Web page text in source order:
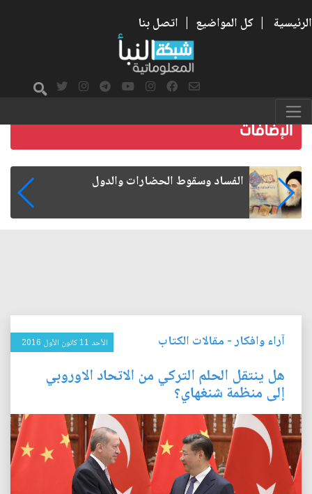
الرئيسية | كل المواضيع | اتصل بنا
رواتب الموظفين على صفيح ساخن
آراء وافكار- مقالات الكتاب الأحد 11 كانون الأول 2016
هل ينتقل الحلم التركي من الاتحاد الاوروبي
إلى منظمة شنغهاي؟